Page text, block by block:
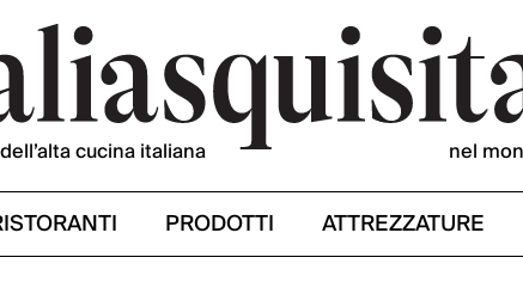
cucina italiana nel
PRODOTTI ATTREZZATURE